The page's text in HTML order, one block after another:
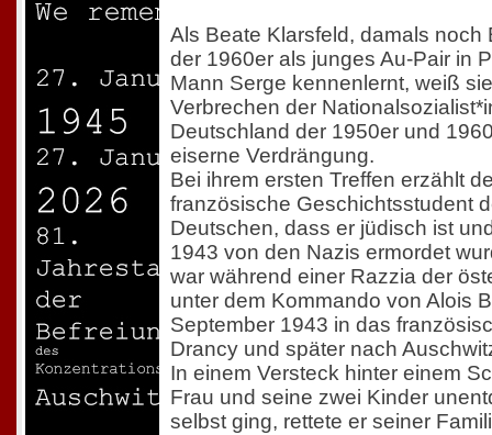
Als Beate Klarsfeld, damals noch
der 1960er als junges Au-Pair in
Mann Serge kennenlernt, weiß
Verbrechen der
Deutschland der 1950er und
eiserne Verdrängung.
Bei ihrem ersten Treffen erzählt
französische Geschichtsstudent
Deutschen, dass er jüdisch ist
1943 von den Nazis ermordet
war während einer Razzia der
unter dem Kommando von Alois
September 1943 in das
Drancy und später nach
In einem Versteck hinter einem
Frau und seine zwei Kinder
selbst ging, rettete er seiner